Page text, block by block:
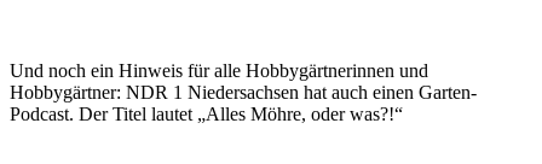
Und noch ein Hinweis für alle Hobbygärtnerinnen und
Hobbygärtner: NDR 1 Niedersachsen hat auch einen Garten-
Podcast. Der Titel lautet „Alles Möhre, oder was?!“